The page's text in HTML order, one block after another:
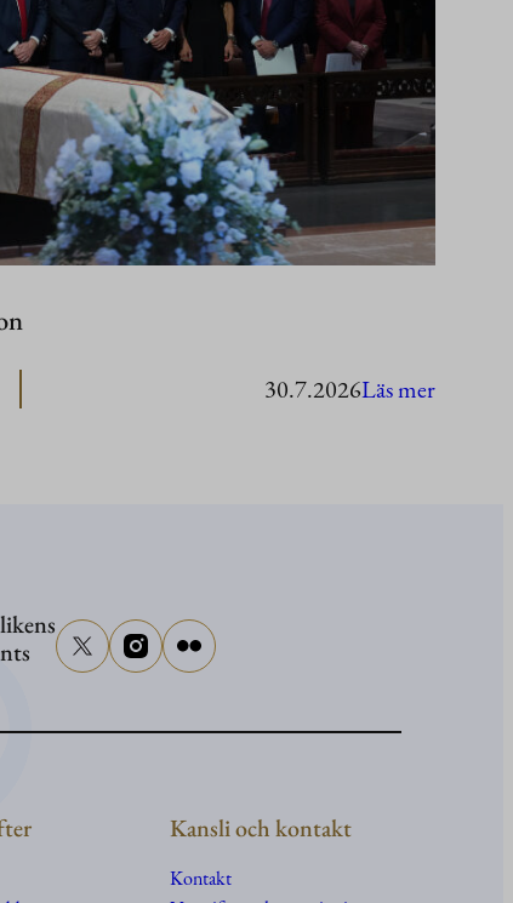
30.7.2026Läs mer:
Kansli och kontakt
Kontakt